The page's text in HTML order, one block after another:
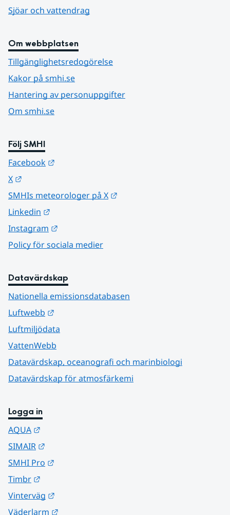
Sjöar och vattendrag
Om webbplatsen
Tillgänglighetsredogörelse
Kakor på smhi.se
Hantering av personuppgifter
Om smhi.se
Följ SMHI
Facebook
X
SMHIs meteorologer på X
Linkedin
Instagram
Policy för sociala medier
Datavärdskap
Nationella emissionsdatabasen
Luftwebb
Luftmiljödata
VattenWebb
Datavärdskap, oceanografi och marinbiologi
Datavärdskap för atmosfärkemi
Logga in
AQUA
SIMAIR
SMHI Pro
Timbr
Vinterväg
Väderlarm